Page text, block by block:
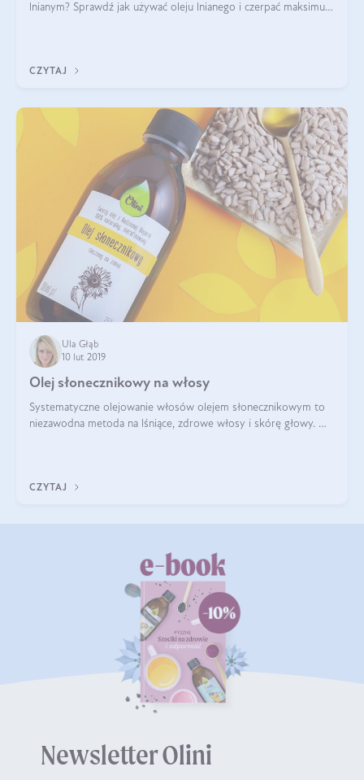
lnianym? Sprawdź jak używać oleju lnianego i czerpać maksimum
CZYTAJ
Ula Głąb
10 lut 2019
Olej słonecznikowy na włosy
Systematyczne olejowanie włosów olejem słonecznikowym to
niezawodna metoda na lśniące, zdrowe włosy i skórę głowy. My
CZYTAJ
Newsletter Olini